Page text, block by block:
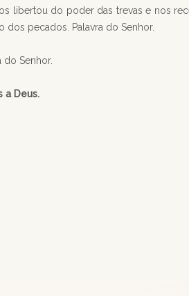
libertou do poder das trevas e nos
dos pecados. Palavra do Senhor.
do Senhor.
a Deus.